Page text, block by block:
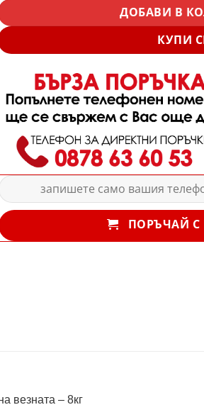
ДОБАВИ В
КУПИ
ПОРЪЧАЙ С
везната – 8кг